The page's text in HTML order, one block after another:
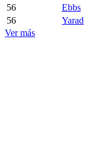
56
Ebbs
56
Yarad
Ver más